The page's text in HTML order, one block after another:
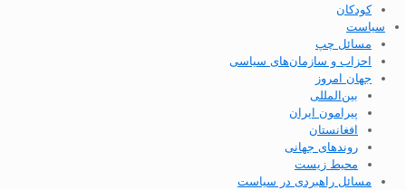
کودکان
سیاست
مسائل چپ
احزاب و سازمان‌های سیاسی
جهان امروز
بین‌المللی
پیرامون ایران
افغانستان
روندهای جهانی
محیط زیست
مسائل راهبردی در سیاست